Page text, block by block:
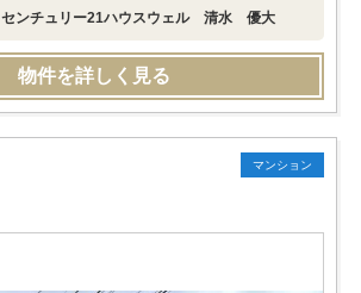
センチュリー21ハウスウェル 清水 優大
物件を詳しく見る
マンション